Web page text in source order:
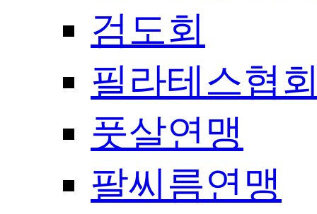
검도회
필라테스협
풋살연맹
팔씨름연맹